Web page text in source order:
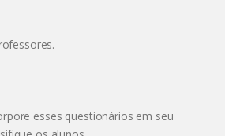
esses questionários em seu